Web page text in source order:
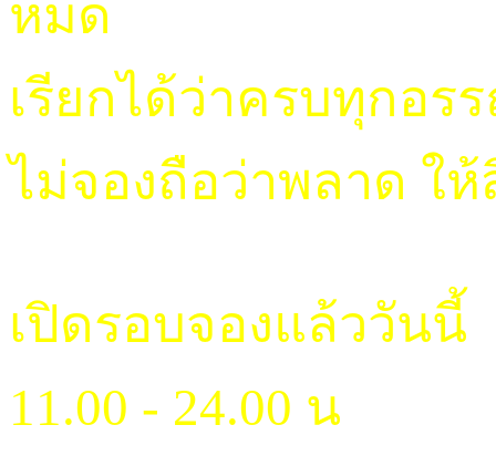
หมด
เรียกได้ว่าครบทุกอร
ไม่จองถือว่าพลาด ใ
เปิดรอบจองแล้ววันนี้
11.00 - 24.00 น